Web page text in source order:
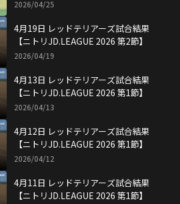
2026/04/25
4月19日 レッドテリアーズ試合結果
【ニトリJD.LEAGUE 2026 第2節】
2026/04/19
4月13日 レッドテリアーズ試合結果
【ニトリJD.LEAGUE 2026 第1節】
2026/04/13
4月12日 レッドテリアーズ試合結果
【ニトリJD.LEAGUE 2026 第1節】
2026/04/12
4月11日 レッドテリアーズ試合結果
【ニトリJD.LEAGUE 2026 第1節】